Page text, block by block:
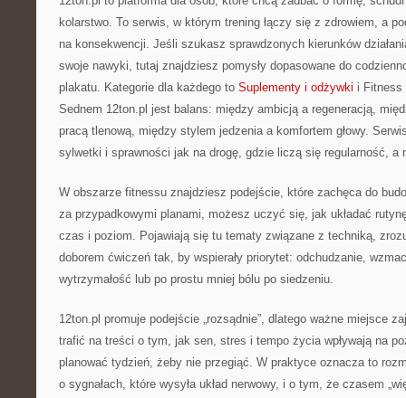
kolarstwo. To serwis, w którym trening łączy się z zdrowiem, a
na konsekwencji. Jeśli szukasz sprawdzonych kierunków
swoje nawyki, tutaj znajdziesz pomysły dopasowane do
plakatu. Kategorie dla każdego to Suplementy i odżywki i Fitness
Sednem 12ton.pl jest balans: między ambicją a regeneracją,
pracą tlenową, między stylem jedzenia a komfortem głowy.
sylwetki i sprawności jak na drogę, gdzie liczą się regularność, a
W obszarze fitnessu znajdziesz podejście, które zachęca do
za przypadkowymi planami, możesz uczyć się, jak układać
czas i poziom. Pojawiają się tu tematy związane z techniką,
doborem ćwiczeń tak, by wspierały priorytet: odchudzanie,
wytrzymałość lub po prostu mniej bólu po siedzeniu.
12ton.pl promuje podejście „rozsądnie”, dlatego ważne miejsce
trafić na treści o tym, jak sen, stres i tempo życia wpływają na
planować tydzień, żeby nie przegiąć. W praktyce oznacza to
o sygnałach, które wysyła układ nerwowy, i o tym, że czasem